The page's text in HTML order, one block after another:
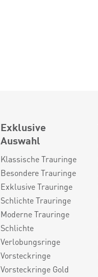
Exklusive
Auswahl
Klassische Trauringe
Besondere Trauringe
Exklusive Trauringe
Schlichte Trauringe
Moderne Trauringe
Schlichte
Verlobungsringe
Vorsteckringe
Vorsteckringe Gold